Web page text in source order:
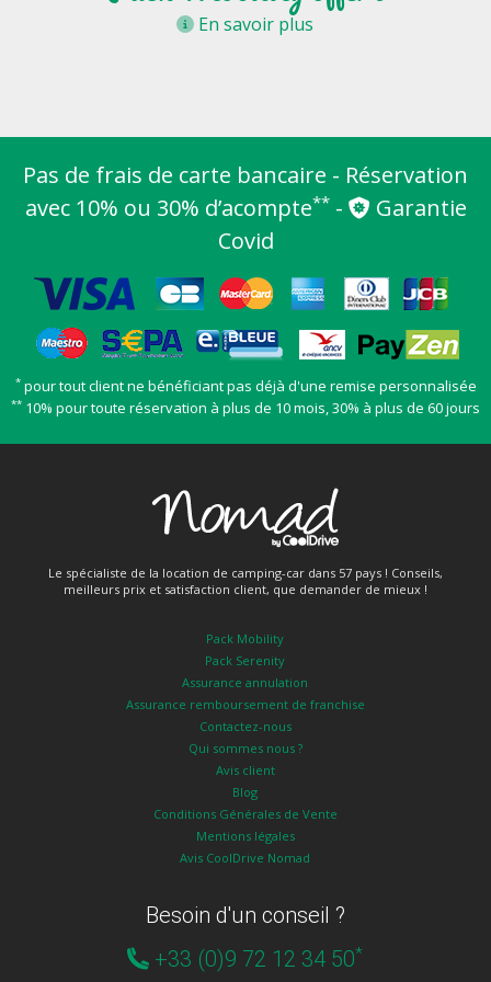
En savoir plus
Pas de frais de carte bancaire - Réservation
avec 10% ou 30% d’acompte**-
Garantie
Covid
*pour tout client ne bénéficiant pas déjà d'une remise personnalisée
** 10% pour toute réservation à plus de 10 mois, 30% à plus de 60 jours
Le spécialiste de la location de camping-car dans 57 pays ! Conseils,
meilleurs prix et satisfaction client, que demander de mieux !
Pack Mobility
Pack Serenity
Assurance annulation
Assurance remboursement de franchise
Contactez-nous
Qui sommes nous ?
Avis client
Blog
Conditions Générales de Vente
Mentions légales
Avis CoolDrive Nomad
Besoin d'un conseil ?
+33 (0)9 72 12 34 50*